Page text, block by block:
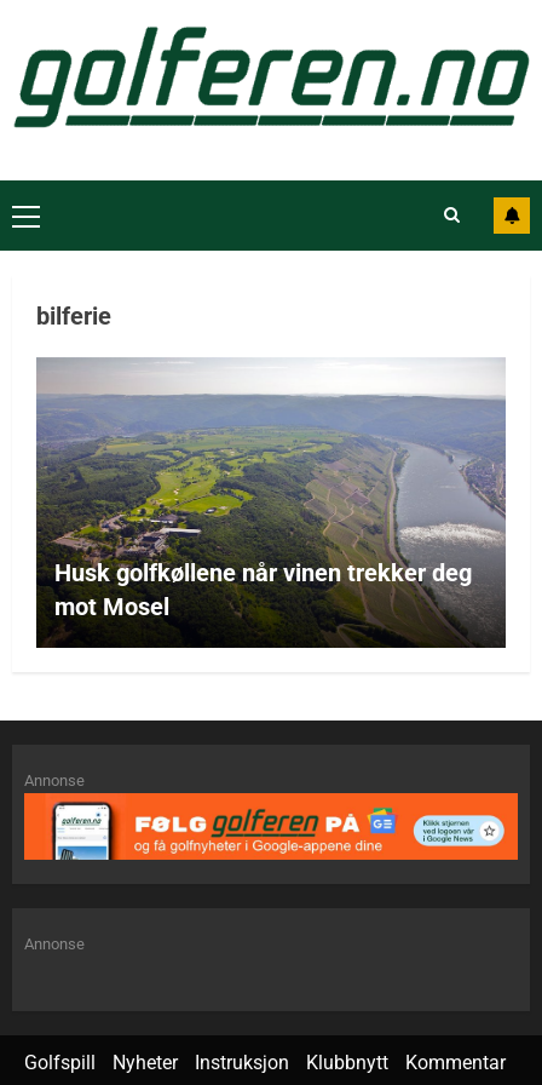
bilferie
Husk golfkøllene når vinen trekker deg
mot Mosel
Annonse
Annonse
Golfspill Nyheter Instruksjon Klubbnytt
Kommentar